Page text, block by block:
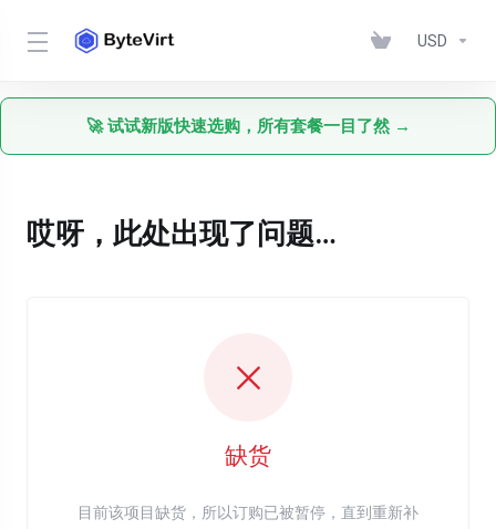
USD
🚀 试试新版快速选购，所有套餐一目了然 →
哎呀，此处出现了问题…
缺货
目前该项目缺货，所以订购已被暂停，直到重新补